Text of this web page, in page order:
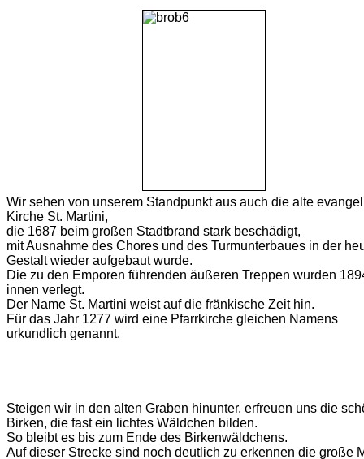
Wir sehen von unserem Standpunkt aus auch die alte
Kirche St. Martini,
die 1687 beim großen Stadtbrand stark beschädigt,
mit Ausnahme des Chores und des Turmunterbaues in der
Gestalt wieder aufgebaut wurde.
Die zu den Emporen führenden äußeren Treppen wurden
innen verlegt.
Der Name St. Martini weist auf die fränkische Zeit hin.
Für das Jahr 1277 wird eine Pfarrkirche gleichen Namens
urkundlich genannt.
Steigen wir in den alten Graben hinunter, erfreuen uns die
Birken, die fast ein lichtes Wäldchen bilden.
So bleibt es bis zum Ende des Birkenwäldchens.
Auf dieser Strecke sind noch deutlich zu erkennen die große